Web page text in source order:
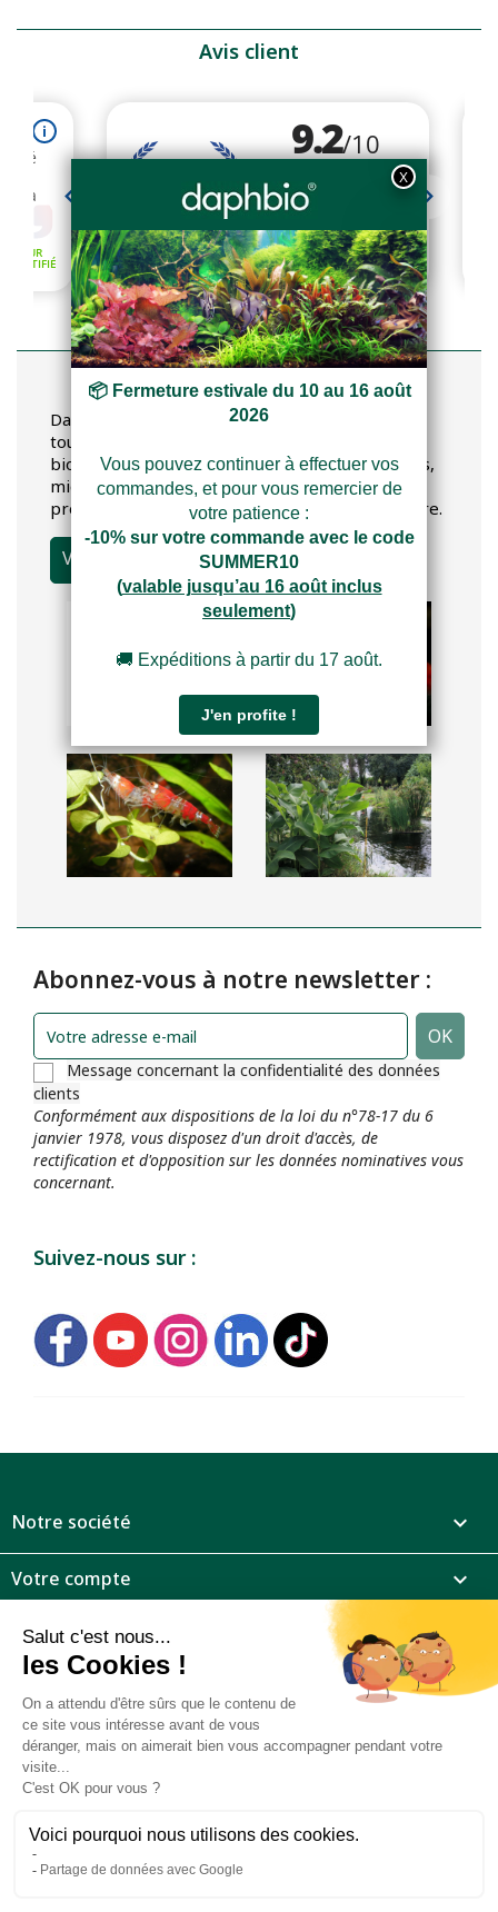
Avis client
Articles récents
Daphbio vous aide à entretenir votre aquarium
tout au long de sa vie. Daphbio cultive, de façon
biologique, des micro-algues, micro-organismes,
micro-crustacés et bactéries pro-biotiques et
pré-biotiques pour l'aquariophilie et l'aquaculture.
Voir les articles
Abonnez-vous à notre newsletter :
Message concernant la confidentialité des données
clients
Conformément aux dispositions de la loi du n°78-17 du 6
janvier 1978, vous disposez d'un droit d'accès, de
rectification et d'opposition sur les données nominatives vous
concernant.
Suivez-nous sur :
Notre société 
Votre compte 
Informations 
Marchand approuvé par la Société des Avis Garantis,cliquez ici
pour vérifier
2026 - Daphbio®-Piloté par ubimedia.fr
Nos partenaires: